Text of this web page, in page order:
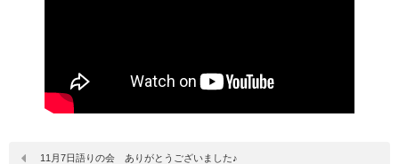
11月7日語りの会 ありがとうございました♪